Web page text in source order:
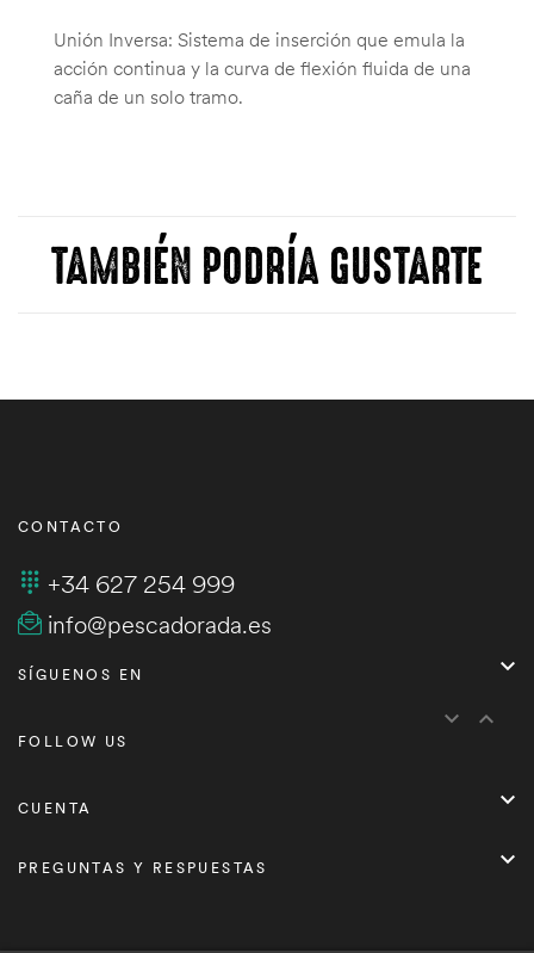
Unión Inversa: Sistema de inserción que emula la
acción continua y la curva de flexión fluida de una
caña de un solo tramo.
TAMBIÉN PODRÍA GUSTARTE
CONTACTO
+34 627 254 999
info@pescadorada.es
SÍGUENOS EN 
FOLLOW US
 
CUENTA 
PREGUNTAS Y RESPUESTAS 